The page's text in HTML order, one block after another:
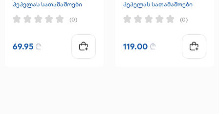
პეპელას სათამაშოები
(0)
69.95 ₾
პეპელას სათამაშოები
(0)
119.00 ₾